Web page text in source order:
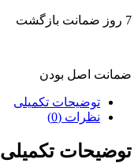
7 روز ضمانت بازگشت
ضمانت اصل بودن
توضیحات تکمیلی
نظرات (0)
توضیحات تکمیلی